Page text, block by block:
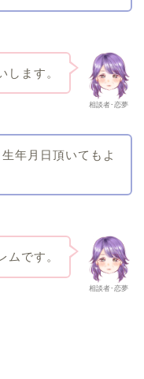
相談者･恋夢
します。
年月日頂いてもよ
相談者･恋夢
ムです。